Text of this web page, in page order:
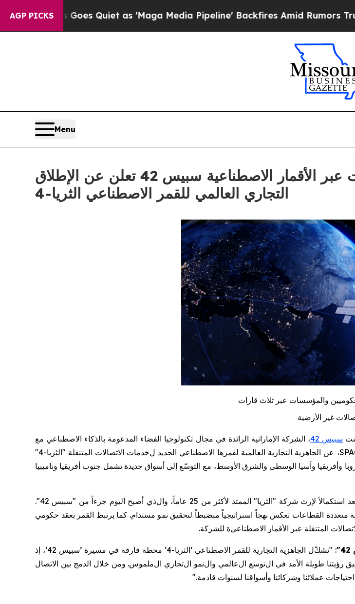
AGP PICKS
Goes Quiet as 'Maga Media Pipeline' Backfires Amid Rumors Trump Will cut
Menu
ضمن منظومتها من الجيل التالي للاتصالات عبر الأقمار الاصطناعية سبيس 42 تعلن عن الإطلاق
التجاري العالمي للقمر الاصطناعي الثريا-4
سبيس 42 ، الشركة الإماراتية الرائدة في مجال تكنولوجيا الفضاء المدعومة بالذكاء الاصطناعي مع
، عن الجاهزية التجارية العالمية لقمرها الاصطناعي الجديد لخدمات ا
لاتصالات المتنقلة "الثريا-4"
آمناً ومحسّناً وموثوقاً يغطي أكثر من 100 دولة في أوروبا وأفريقيا وآسيا الوسطى والشرق الأوسط، مع التوسّع إلى أسواق جديدة تشمل جنوب أفريقيا وناميبيا
استكمالاًلإرث شركة "الثريا" الممتد لأكثر من 25 عاماً، وال ذي أصبح اليوم جزءاً من "سبيس 42".
متعددة القطاعات تعكس نهجاً استراتيجياً منضبطاً لتحقيق نمو مستدام. كما يرتبط القمر بعقد حكومي
المتنقلة عبر الأقمار الاصطناعية للشركة.
"
:
"تشكل الجاهزية التجارية للقمر الاصطناعي ’الثريا-4‘ محطة فارقة في مسيرة ’سبيس 42 ‘، إذ
رؤيتنا طويلة الأمد في التوسع العالمي والنمو التجاري الملموس. ومن خلال الدمج بين الاتصال
عملائنا وشركائنا وأسواقنا لسنوات قادمة."